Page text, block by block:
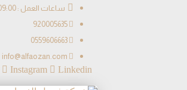
ساعات العمل : 09:00 - 17:00
920005635
0559606663
info@alfaozan.com
Instagram Linkedin